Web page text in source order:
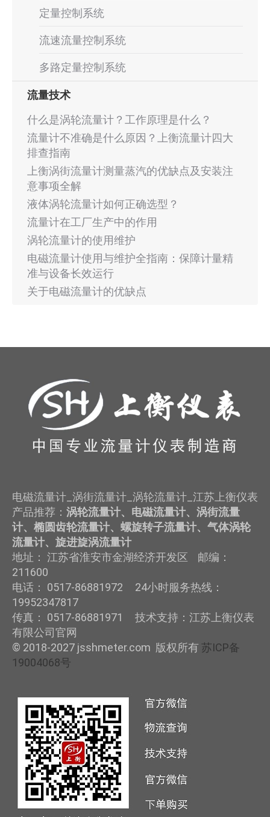
定量控制系统
流速流量控制系统
多路定量控制系统
流量技术
什么是涡轮流量计？工作原理是什么？
流量计不准确是什么原因？上衡流量计四大
排查指南
上衡涡街流量计测量蒸汽的优缺点及安装注
意事项全解
液体涡轮流量计如何正确选型？
流量计在工厂生产中的作用
涡轮流量计的使用维护
电磁流量计使用与维护全指南：保障计量精
准与设备长效运行
关于电磁流量计的优缺点
电磁流量计_涡街流量计_涡轮流量计_江苏上衡仪表
产品推荐： 涡轮流量计、电磁流量计、涡街流量
计、椭圆齿轮流量计、螺旋转子流量计、气体涡轮
流量计、旋进旋涡流量计
地址： 江苏省淮安市金湖经济开发区 邮编：
211600
电话： 0517-86881972 24小时服务热线：
19952347817
传真： 0517-86881971 技术支持：江苏上衡仪表
有限公司官网
© 2018-2027 jsshmeter.com 版权所有 苏ICP备
19004068号